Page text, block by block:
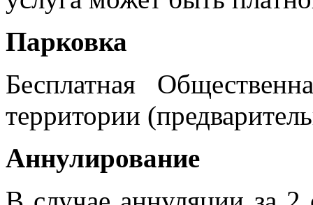
Парковка
Бесплатная
территории
Aннулирование